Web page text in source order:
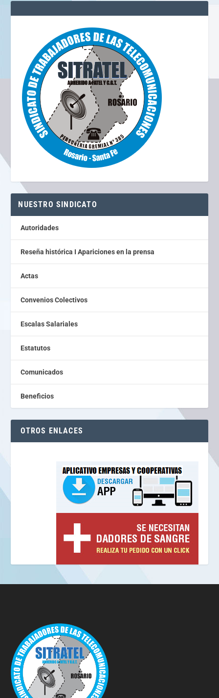
NUESTRO SINDICATO
Autoridades
Reseña histórica I Apariciones en la prensa
Actas
Convenios Colectivos
Escalas Salariales
Estatutos
Comunicados
Beneficios
OTROS ENLACES